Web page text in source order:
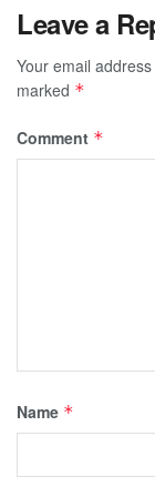
Leave a
Your email
marked *
Comment *
Name *